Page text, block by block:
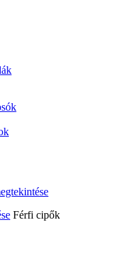
Férfi cipők